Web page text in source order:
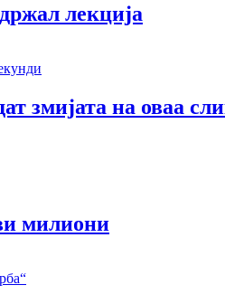
лекција
змијата на оваа
милиони